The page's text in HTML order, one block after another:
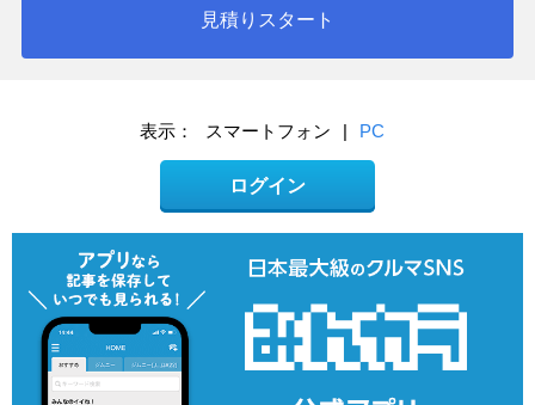
見積りスタート
表示： スマートフォン | PC
ログイン